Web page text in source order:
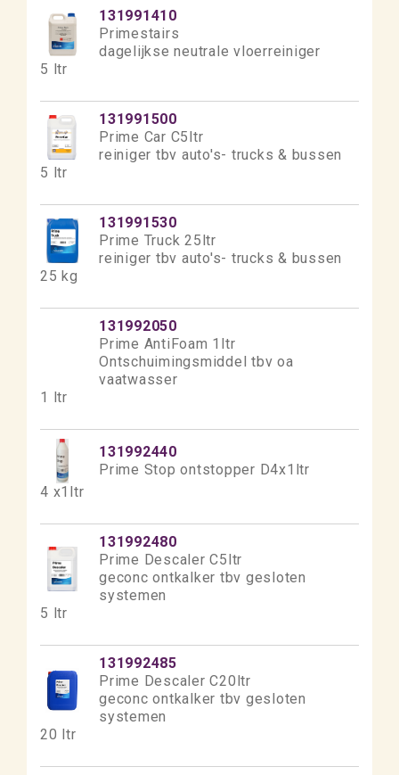
131991410
Primestairs
dagelijkse neutrale vloerreiniger
5 ltr
131991500
Prime Car C5ltr
reiniger tbv auto's- trucks & bussen
5 ltr
131991530
Prime Truck 25ltr
reiniger tbv auto's- trucks & bussen
25 kg
131992050
Prime AntiFoam 1ltr
Ontschuimingsmiddel tbv oa
vaatwasser
1 ltr
131992440
Prime Stop ontstopper D4x1ltr
4 x1ltr
131992480
Prime Descaler C5ltr
geconc ontkalker tbv gesloten
systemen
5 ltr
131992485
Prime Descaler C20ltr
geconc ontkalker tbv gesloten
systemen
20 ltr